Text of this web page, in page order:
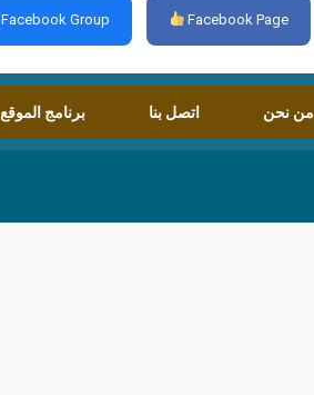
Facebook Group Facebook Page
من نحن اتصل بنا برنامج الموقع